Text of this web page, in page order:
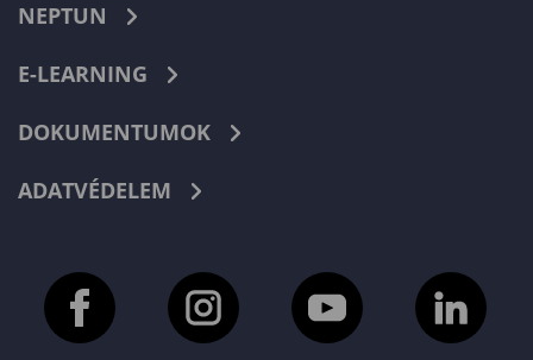
NEPTUN
E-LEARNING
DOKUMENTUMOK
ADATVÉDELEM